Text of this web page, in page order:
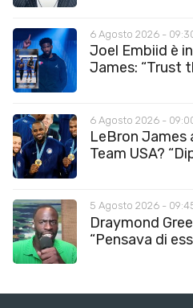
6 Agosto 2026 -
Joel Embiid è
James: “Trust
6 Agosto 2026 -
LeBron James
Team USA?
5 Agosto 2026 -
Draymond
“Pensava di